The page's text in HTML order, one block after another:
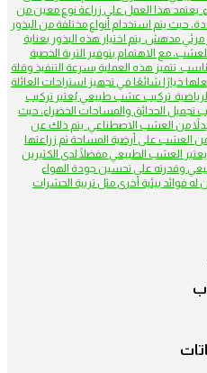
يعتمد هذا العمل على زراعة نوع معين من
حيث يتم استخدام أنواع مختلفة من البذور
مدهش. يتم اختيار هذه البذور بعناية
مع الاهتمام بتوفير التربة الخصبة
تتميز هذه العملية بسرعة التنفيذ وقلة
خيارًا شائعًا في تجهيز استراحات العائلة
تركيب عشب طبيعي يُعتبر تركيب
تجميل الحدائق والمساحات الخضراء، حيث
من العشب الاصطناعي. يتم ذلك عن
العشب على أرضية المساحة ثم زراعتها
العشب الطبيعي مفضلًا لدى الكثيرين
وقدرته على تحسين جودة الهواء
له فوائد بيئية أخرى مثل تربية الحشرات